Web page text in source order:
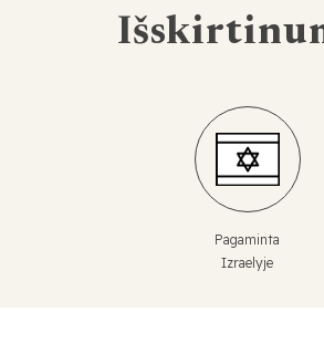
Pagaminta
Izraelyje